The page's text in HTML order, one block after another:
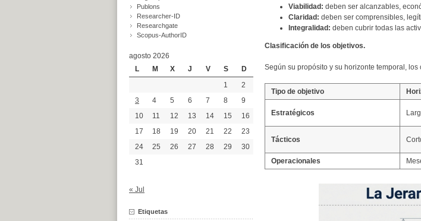
Viabilidad: deben ser alcanzables,
Claridad: deben ser comprensibles,
Integralidad: deben cubrir todas las
Clasificación de los objetivos.
Según su propósito y su horizonte temporal,
Tipo de objetivo
Estratégicos
Tácticos
Operacionales
Publons
Researcher-ID
Researchgate
Scopus-AuthorID
agosto 2026
L
M X J V S
D
1
2
3
4 5 6 7 8
9
10
11 12 13 14 15
16
17
18 19 20 21 22
23
24
25 26 27 28 29
30
31
« Jul
Etiquetas